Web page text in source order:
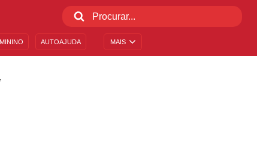
MAIS
AUTOAJUDA